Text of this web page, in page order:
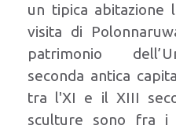
un tipica abitazione
visita di
patrimonio
seconda antica
tra l'XI e il XIII
sculture sono fra i